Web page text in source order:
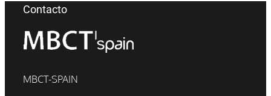
Contacto
MBCT-SPAIN